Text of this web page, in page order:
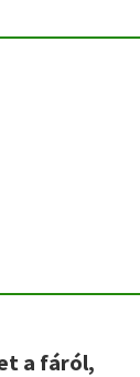
a fáról,